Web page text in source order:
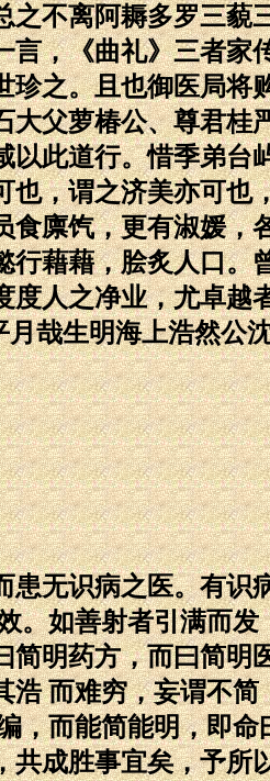
之不离阿耨多罗三藐
言，《曲礼》三者家
珍之。且也御医局将
大父萝椿公、尊君桂
以此道行。惜季弟台
也，谓之济美亦可也
食廪饩，更有淑媛，
行藉藉，脍炙人口。
度人之净业，尤卓越
哉生明海上浩然公
患无识病之医。有识
。如善射者引满而
简明药方，而曰简明
浩 而难穷，妄谓不
，而能简能明，即
共成胜事宜矣，予所